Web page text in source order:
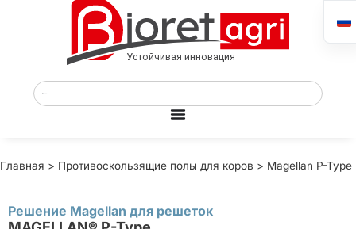
Главная > Противоскользящие полы для коров > Magellan P-Type
Решение Magellan для решеток